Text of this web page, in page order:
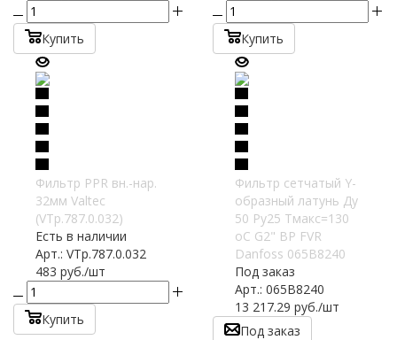
Купить Купить
Фильтр PPR вн.-нар.
32мм Valtec
(VTp.787.0.032)
Есть в наличии
Арт.: VTp.787.0.032
483 руб./шт
Купить
Фильтр сетчатый Y-
образный латунь Ду
50 Ру25 Тмакс=130
oC G2" ВР FVR
Danfoss 065B8240
Под заказ
Арт.: 065B8240
13 217.29 руб./шт
Под заказ